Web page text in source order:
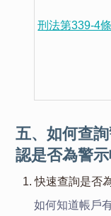
刑法第339-4條
五、如何查
認是否為警
1. 快速查詢是否
如何知道帳戶